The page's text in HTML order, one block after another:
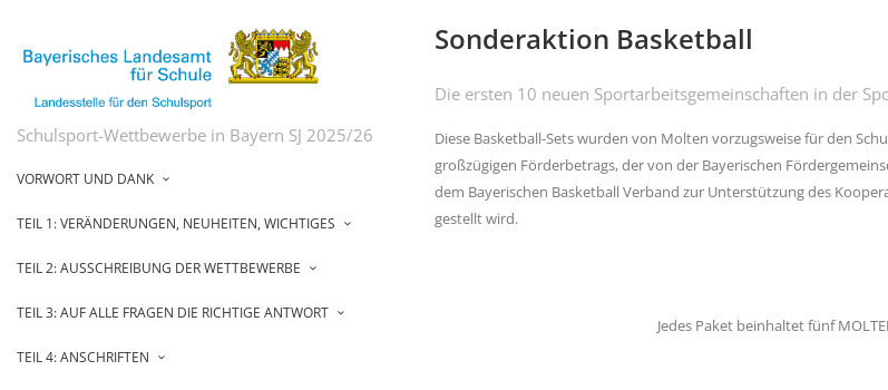
Schulsport-Wettbewerbe in Bayern SJ 2025/26
VORWORT UND DANK
TEIL 1: VERÄNDERUNGEN, NEUHEITEN, WICHTIGES
TEIL 2: AUSSCHREIBUNG DER WETTBEWERBE
TEIL 3: AUF ALLE FRAGEN DIE RICHTIGE ANTWORT
TEIL 4: ANSCHRIFTEN
Sonderaktion Basketball
Die ersten 10 neuen Sportarbeitsgemeinschaften in der
Diese Basketball-Sets wurden von Molten vorzugsweise für den
großzügigen Förderbetrags, der von der Bayerischen
dem Bayerischen Basketball Verband zur Unterstützung des
gestellt wird.
Jedes Paket beinhaltet fünf